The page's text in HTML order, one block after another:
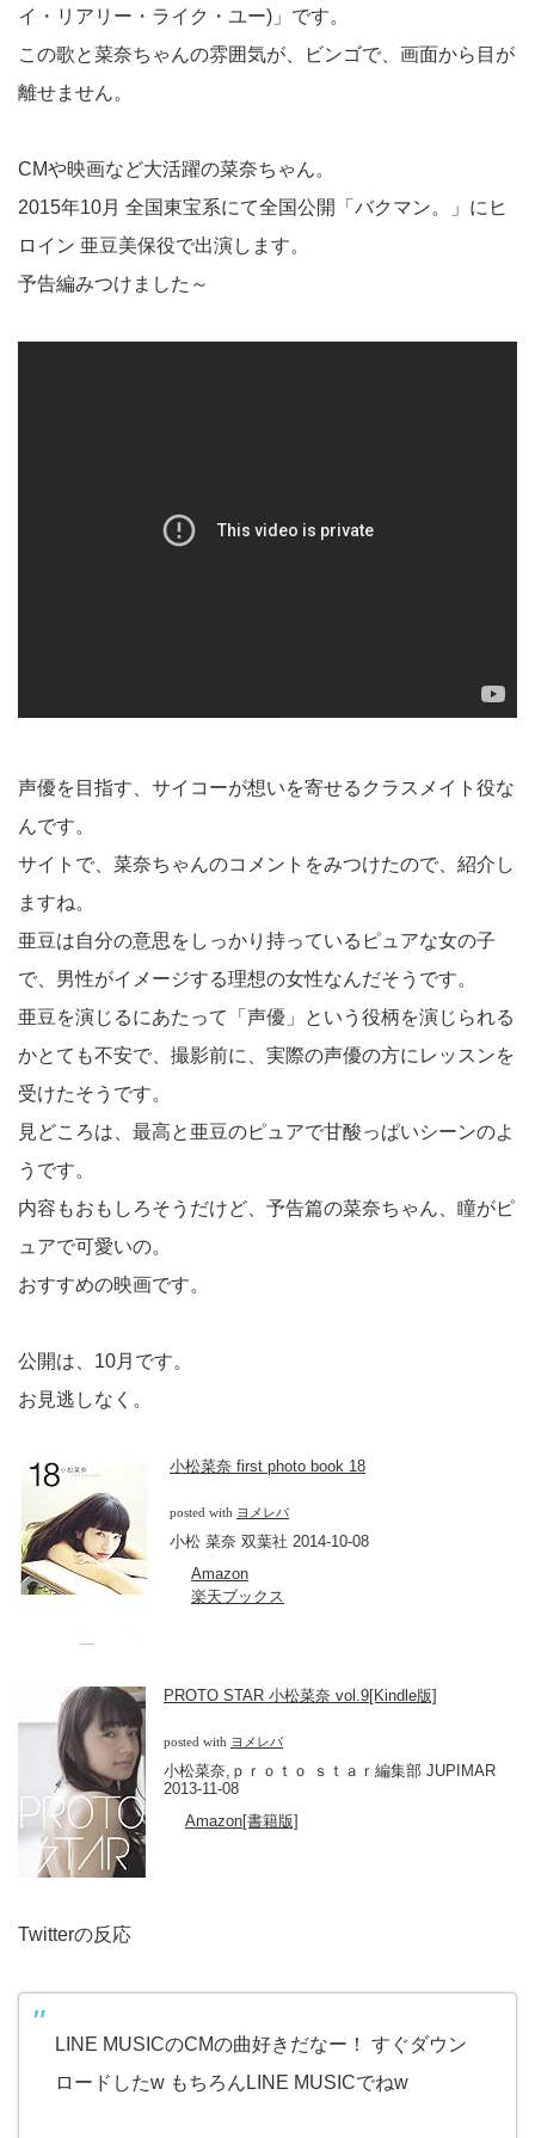
イ・リアリー・ライク・ユー)」です。
この歌と菜奈ちゃんの雰囲気が、ビンゴで、画面から目が
離せません。
CMや映画など大活躍の菜奈ちゃん。
2015年10月 全国東宝系にて全国公開「バクマン。」にヒ
ロイン 亜豆美保役で出演します。
予告編みつけました～
声優を目指す、サイコーが想いを寄せるクラスメイト役な
んです。
サイトで、菜奈ちゃんのコメントをみつけたので、紹介し
ますね。
亜豆は自分の意思をしっかり持っているピュアな女の子
で、男性がイメージする理想の女性なんだそうです。
亜豆を演じるにあたって「声優」という役柄を演じられる
かとても不安で、撮影前に、実際の声優の方にレッスンを
受けたそうです。
見どころは、最高と亜豆のピュアで甘酸っぱいシーンのよ
うです。
内容もおもしろそうだけど、予告篇の菜奈ちゃん、瞳がピ
ュアで可愛いの。
おすすめの映画です。
公開は、10月です。
お見逃しなく。
小松菜奈 first photo book 18
posted with ヨメレバ
小松 菜奈 双葉社 2014-10-08
Amazon
楽天ブックス
PROTO STAR 小松菜奈 vol.9[Kindle版]
posted with ヨメレバ
小松菜奈,ｐｒｏｔｏ ｓｔａｒ編集部 JUPIMAR
2013-11-08
Amazon[書籍版]
Twitterの反応
LINE MUSICのCMの曲好きだなー！ すぐダウン
ロードしたw もちろんLINE MUSICでねw